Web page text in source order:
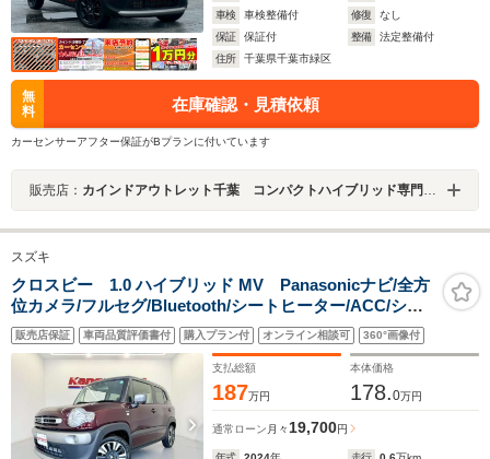
車検
車検整備付 修復
なし
保証
保証付 整備
法定整備付
住所
千葉県千葉市緑区
無
料
在庫確認・見積依頼
カーセンサーアフター保証がBプランに付いています
販売店： カインドアウトレット千葉 コンパクトハイブリッド専門店 ルーミー／シエンタ／ソリオ／プリウス
スズキ
クロスビー 1.0 ハイブリッド MV Panasonicナビ/全方
位カメラ/フルセグ/Bluetooth/シートヒーター/ACC/シー
トバックテーブル/衝突軽減ブレーキ/レーンキープアシス
ト/コーナーセンサー/アイドリングストップ
販売店保証 車両品質評価書付 購入プラン付 オンライン相談可 360°画像付
支払総額
187万円
本体価格
178.0万円
通常ローン 月々19,700円